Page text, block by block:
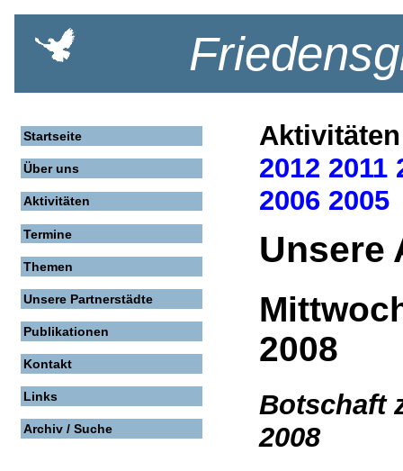
Startseite
Über uns
Aktivitäten
Termine
Themen
Unsere Partnerstädte
Publikationen
Kontakt
Links
Archiv / Suche
Aktivitäten
2012 2011
2006 2005
Unsere
2008
Botschaft
2008